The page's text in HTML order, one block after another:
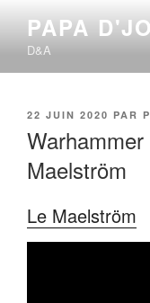
contenu
principal
PAPA
D&A
PUBLIÉ
22 JUIN 2020 PAR
Maelström
Le Maelström